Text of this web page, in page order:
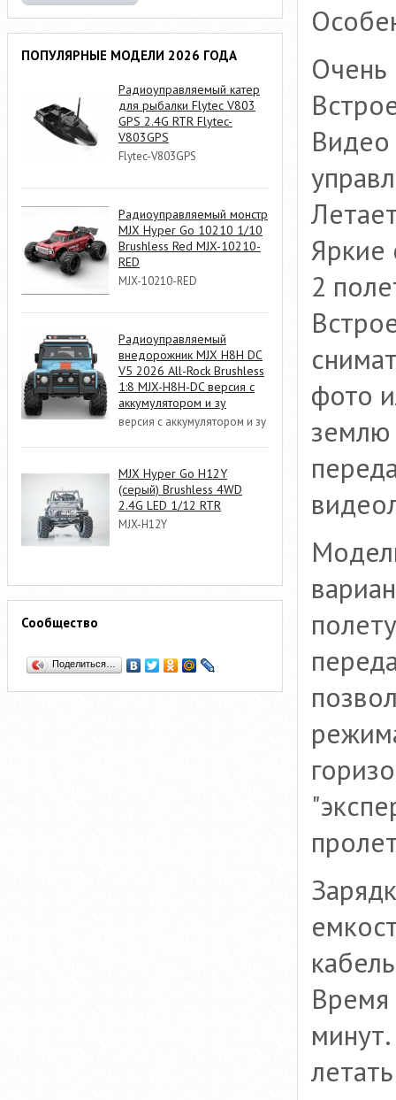
ПОПУЛЯРНЫЕ МОДЕЛИ 2026 ГОДА
Радиоуправляемый катер
для рыбалки Flytec V803
GPS 2.4G RTR Flytec-
V803GPS
Flytec-V803GPS
Радиоуправляемый монстр
MJX Hyper Go 10210 1/10
Brushless Red MJX-10210-
RED
MJX-10210-RED
Радиоуправляемый
внедорожник MJX H8H DC
V5 2026 All-Rock Brushless
1:8 MJX-H8H-DC версия с
аккумулятором и зу
версия с аккумулятором и зу
MJX Hyper Go H12Y
(серый) Brushless 4WD
2.4G LED 1/12 RTR
MJX-H12Y
Сообщество
Поделиться…
Очень
Видео
Яркие
2
фото
землю
Время